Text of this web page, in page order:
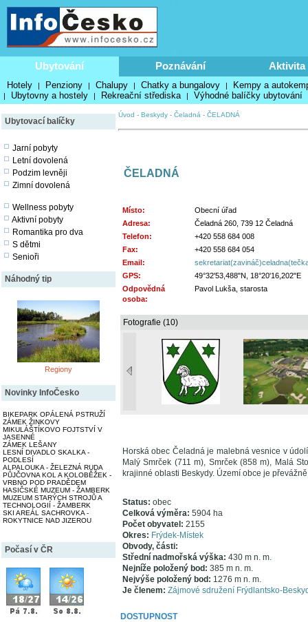
Ubytování Poznávání Aktivita
Hotely | Penziony | Chalupy | Chatky a bungalovy | Kempy a
| Ubytovny a hostely | Rekreační střediska | Výhodné balíčky ubytování
Ubytovací balíčky
Jarní pobyty
Letní dovolená
Podzim levněji
Zimní dovolená
Wellness pobyty
Aktivní pobyty
Romantika pro dva
S dětmi
Senioři
Náhodný tip
Regiony
Novinky InfoČesko
BIKEPARK OPÁLENÁ PSTRUŽÍ
ZÁMEK ŽINKOVY
MIKULÁŠTÍKOVO FOJTSTVÍ V
JASENNÉ
ZÁMEK LEŠANY
LESNÍ DIVADLO SKALKA -
PODLESÍ
ALPALOUKA - ŽELEZNÁ RUDA
PŮJČOVNA KOL A KOLOBĚŽEK -
VRBNO POD PRADĚDEM
HASIČSKÉ MUZEUM - ŽAMBERK
MUZEUM STARÝCH STROJŮ A
TECHNOLOGIÍ - ŽAMBERK
SKI AREÁL SACHROVKA -
ROKYTNICE NAD JIZEROU
Počasí v ČR
Úvod - Beskydy - Čeladná - ČELADNÁ
ČELADNÁ
Místo:
Obecní úřad
Adresa:
Čeladná 260, 739 12 Čeladná
Telefon:
+420 558 684 008
Fax:
+420 558 684 054
Email:
GPS:
49°32'53,488"N, 18°20'16,202"E
Odpovědná
osoba:
Pavol Lukša, starosta
Fotografie (10)
Horská obec Čeladná je malebná vesnice v
Malý Smrček (711 m), Smrček (858 m), Malá
krajinné oblasti Beskydy. Území obce je
Status: obec
Celková výměra: 5904 ha
Počet obyvatel: 2155
Okres: Frýdek-Místek
Obvody, části:
Střední nadmořská výška: 430 m n. m.
Nejníže položený bod: 385 m n. m.
Nejvýše položený bod: 1276 m n. m.
Je členem: Zájmové sdružení Frýdlantsko-
DOSTUPNOST